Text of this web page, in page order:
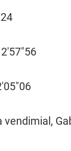
vendimial,